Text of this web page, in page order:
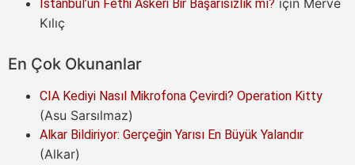
İstanbul’un Fethi Askeri Bir Başarısızlık mı? için Merve
Kılıç
En Çok Okunanlar
CIA Kediyi Nasıl Mikrofona Çevirdi? Operation Kitty
(Asu Sarsılmaz)
Alkar Bildiriyor: Gerçeğin Yarısı En Büyük Yalandır
(Alkar)